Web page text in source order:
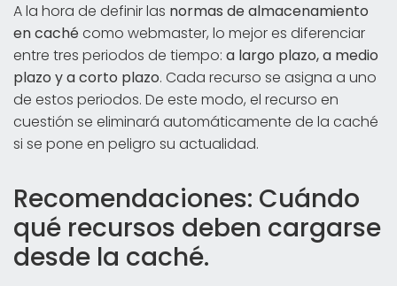
A la hora de definir las normas de almacenamiento
en cachécomo webmaster, lo mejor es diferenciar
entre tres periodos de tiempo: a largo plazo, a medio
plazo y a corto plazo. Cada recurso se asigna a uno
de estos periodos. De este modo, el recurso en
cuestión se eliminará automáticamente de la caché
si se pone en peligro su actualidad.
Recomendaciones: Cuándo
qué recursos deben cargarse
desde la caché.